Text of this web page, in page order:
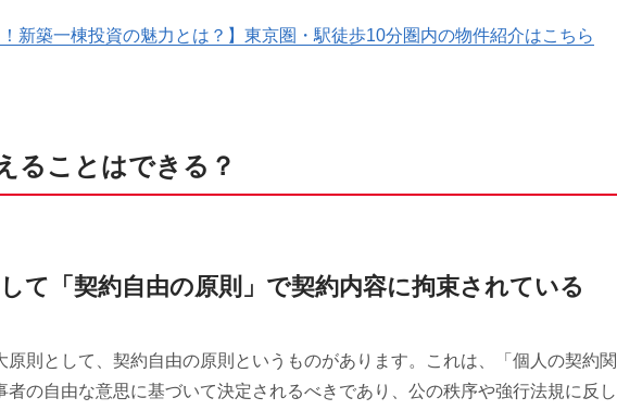
！新築一棟投資の魅力とは？】東京圏・駅徒歩10分圏内の物件紹介はこちら
ることはできる？
して「契約自由の原則」で契約内容に拘束されている
原則として、契約自由の原則というものがあります。これは、「個人の契約関
者の自由な意思に基づいて決定されるべきであり、公の秩序や強行法規に反し